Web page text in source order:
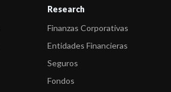
Research
Finanzas Corporativas
Entidades Financieras
Seguros
Fondos